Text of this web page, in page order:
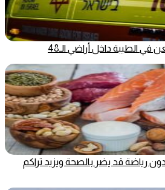
رياضة قد يضر بالصحة ويزيد تراكم